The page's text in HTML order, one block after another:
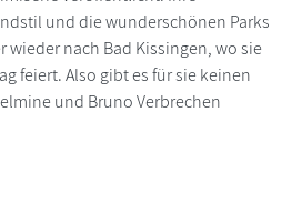
und die wunderschönen Parks
nach Bad Kissingen, wo sie
feiert. Also gibt es für sie keinen
und Bruno Verbrechen